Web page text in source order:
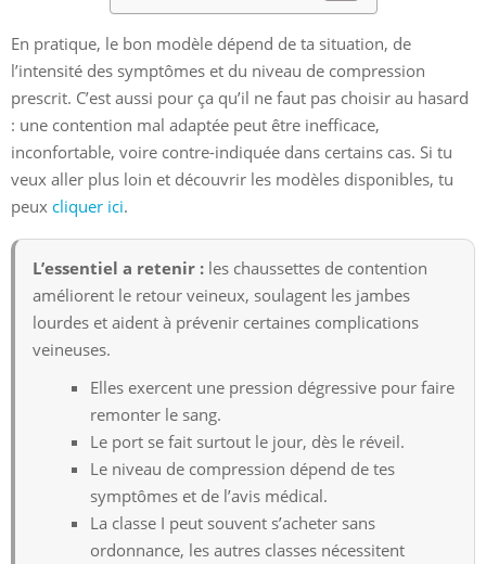
En pratique, le bon modèle dépend de ta situation, de
l’intensité des symptômes et du niveau de compression
prescrit. C’est aussi pour ça qu’il ne faut pas choisir au hasard
: une contention mal adaptée peut être inefficace,
inconfortable, voire contre-indiquée dans certains cas. Si tu
veux aller plus loin et découvrir les modèles disponibles, tu
peux cliquer ici.
L’essentiel a retenir : les chaussettes de contention
améliorent le retour veineux, soulagent les jambes
lourdes et aident à prévenir certaines complications
veineuses.
Elles exercent une pression dégressive pour faire
remonter le sang.
Le port se fait surtout le jour, dès le réveil.
Le niveau de compression dépend de tes
symptômes et de l’avis médical.
La classe I peut souvent s’acheter sans
ordonnance, les autres classes nécessitent